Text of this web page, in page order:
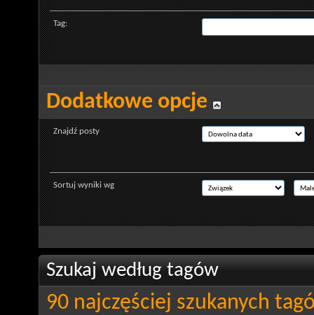
Tag:
Dodatkowe opcje
Znajdź posty
Sortuj wyniki wg
Szukaj według tagów
90 najczęściej szukanych